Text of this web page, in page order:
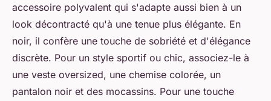
accessoire polyvalent qui s'adapte aussi bien à un
look décontracté qu'à une tenue plus élégante. En
noir, il confère une touche de sobriété et d'élégance
discrète. Pour un style sportif ou chic, associez-le à
une veste oversized, une chemise colorée, un
pantalon noir et des mocassins. Pour une touche